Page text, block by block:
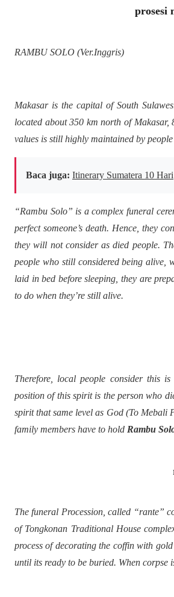
prosesi
RAMBU SOLO (Ver.Inggris)
Makasar is the capital of South
located about 350 km north of
values is still highly maintained by
Baca juga: Itinerary Sumatera 10 Hari
“Rambu Solo” is a complex funeral
perfect someone’s death. Hence, they
they will not consider as died people.
people who still considered being alive,
laid in bed before sleeping, they are
to do when they’re still alive.
Therefore, local people consider this
position of this spirit is the person who
spirit that same level as God (To Mebali
family members have to hold Rambu
The funeral Procession, called “rante”
of Tongkonan Traditional House
process of decorating the coffin with
until its ready to be buried. When corpse